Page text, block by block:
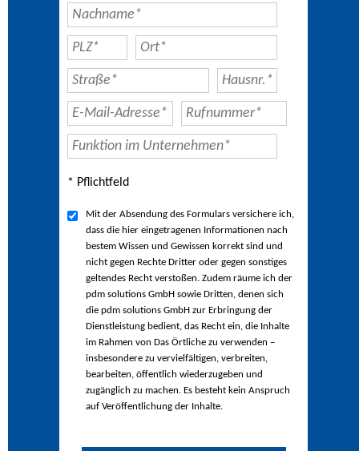
* Pflichtfeld
Mit der Absendung des Formulars versichere ich,
dass die hier eingetragenen Informationen nach
bestem Wissen und Gewissen korrekt sind und
nicht gegen Rechte Dritter oder gegen sonstiges
geltendes Recht verstoßen. Zudem räume ich der
pdm solutions GmbH sowie Dritten, denen sich
die pdm solutions GmbH zur Erbringung der
Dienstleistung bedient, das Recht ein, die Inhalte
im Rahmen von Das Örtliche zu verwenden –
insbesondere zu vervielfältigen, verbreiten,
bearbeiten, öffentlich wiederzugeben und
zugänglich zu machen. Es besteht kein Anspruch
auf Veröffentlichung der Inhalte.